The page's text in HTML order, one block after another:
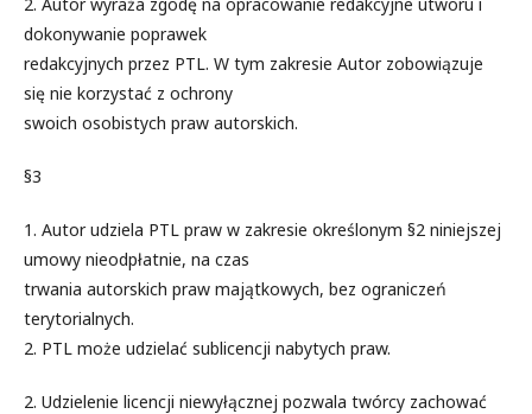
dokonywanie poprawek
redakcyjnych przez PTL. W tym zakresie Autor zobowiązuje
się nie korzystać z ochrony
swoich osobistych praw autorskich.
§3
1. Autor udziela PTL praw w zakresie określonym §2 niniejszej
umowy nieodpłatnie, na czas
trwania autorskich praw majątkowych, bez ograniczeń
terytorialnych.
2. PTL może udzielać sublicencji nabytych praw.
2. Udzielenie licencji niewyłącznej pozwala twórcy zachować